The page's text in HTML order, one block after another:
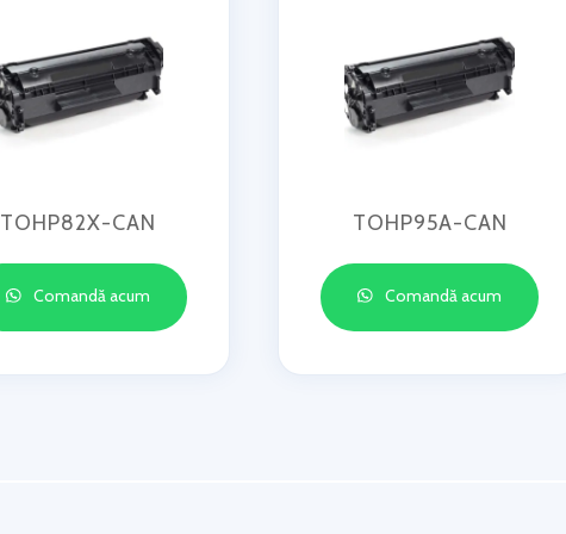
TOHP82X-CAN
Comandă acum
TOHP95A-CAN
Comandă acum